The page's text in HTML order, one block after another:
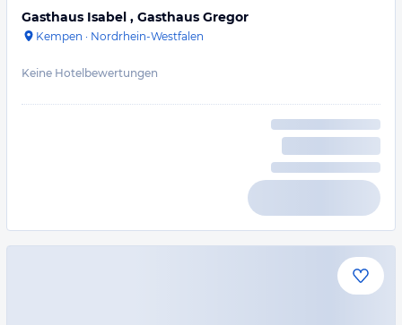
Gasthaus Isabel , Gasthaus Gregor
Kempen · Nordrhein-Westfalen
Keine Hotelbewertungen